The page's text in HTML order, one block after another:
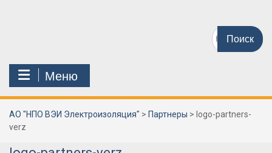
Поиск
по:
Меню
АО "НПО ВЭИ Электроизоляция" > Партнеры > logo-partners-
verz